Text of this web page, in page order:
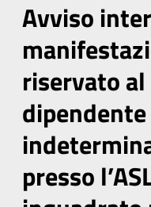
Avviso
riservato
presso